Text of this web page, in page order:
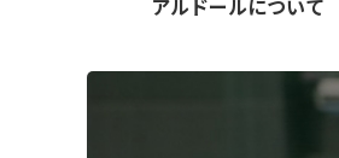
アルドールについて